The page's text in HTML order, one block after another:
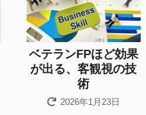
ベテランFPほど効果
が出る、客観視の技
術
2026年1月23日